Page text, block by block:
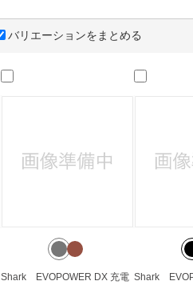
バリエーションをまとめる
Shark EVOPOWER DX 充電 Shark